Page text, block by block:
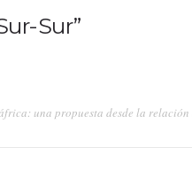
Sur”
una propuesta desde la relación